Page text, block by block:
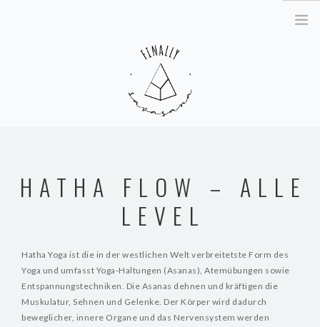
KÖRPERORIENTIERTE
TRAUMATHERAPIE
KURSE & WORKSHOPS & RETREATS
TRAUMASENSIBLES YOGA
STUTTGART
HATHA FLOW – ALLE
LEVEL
Hatha Yoga ist die in der westlichen Welt verbreitetste Form des
Yoga und umfasst Yoga-Haltungen (Asanas), Atemübungen sowie
Entspannungstechniken. Die Asanas dehnen und kräftigen die
Muskulatur, Sehnen und Gelenke. Der Körper wird dadurch
beweglicher, innere Organe und das Nervensystem werden